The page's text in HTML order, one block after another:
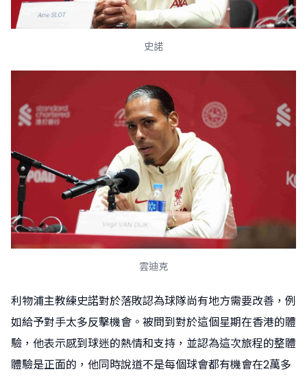
史諾
雲迪克
利物浦主教練史諾對於落敗認為球隊尚有地方需要改善，例
如給予對手太多反擊機會。被問到對於這個星期在香港的體
驗，他表示感到球迷的熱情和支持，並認為這次旅程的整體
體驗是正面的，他同時說道不是每個球會都有機會在2萬多